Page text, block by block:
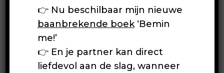
👉 Nu beschilbaar mijn nieuwe
baanbrekende boek‘Bemin
me!’
👉 En je partner kan direct
liefdevol aan de slag, wanneer